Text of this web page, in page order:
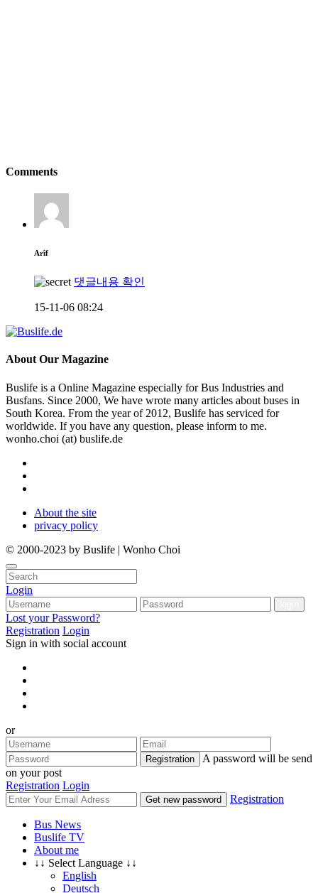
Comments
Arîf
댓글내용 확인
15-11-06 08:24
About Our Magazine
Buslife is a Online Magazine especially for Bus Industries and
Busfans. Since 2000, We have wrote many articles about buses in
South Korea. From the year of 2012, Buslife has serviced for
worldwide. If you have any question, please inform to me.
wonho.choi (at) buslife.de
About the site
privacy policy
© 2000-2023 by Buslife | Wonho Choi
Login
Lost your Password?
Registration Login
Sign in with social account
or
Registration
A password will be send
on your post
Registration Login
Get new password Registration
Bus News
Buslife TV
About me
↓↓ Select Language ↓↓
English
Deutsch